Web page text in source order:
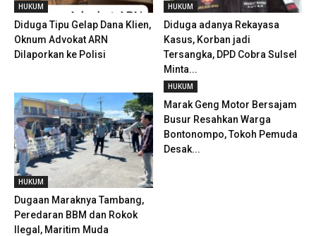
HUKUM
Diduga Tipu Gelap Dana Klien,
Oknum Advokat ARN
Dilaporkan ke Polisi
HUKUM
Diduga adanya Rekayasa
Kasus, Korban jadi
Tersangka, DPD Cobra Sulsel
Minta...
HUKUM
Dugaan Maraknya Tambang,
Peredaran BBM dan Rokok
Ilegal, Maritim Muda
HUKUM
Marak Geng Motor Bersajam
Busur Resahkan Warga
Bontonompo, Tokoh Pemuda
Desak...